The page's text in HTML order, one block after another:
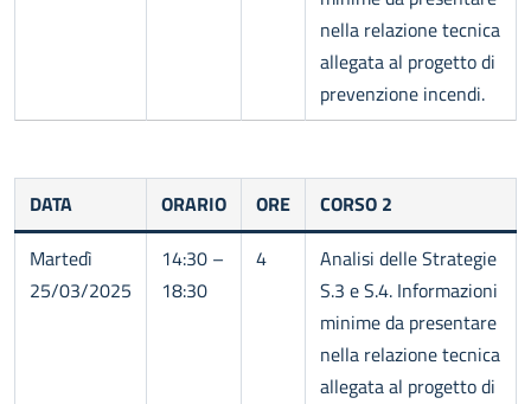
nella relazione tecnica
allegata al progetto di
prevenzione incendi.
DATA ORARIO ORE
CORSO 2
Martedì
25/03/2025
14:30 –
18:30
4
Analisi delle Strategie
S.3 e S.4. Informazioni
minime da presentare
nella relazione tecnica
allegata al progetto di